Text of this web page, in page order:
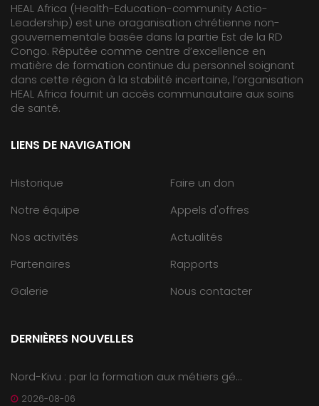
HEAL Africa (Health-Education-community Actio-
Leadership) est une oraganisation chrétienne non-
gouvernementale basée dans la partie Est de la RD
Congo. Réputée comme centre d’excellence en
matière de formation continue du personnel soignant
dans cette région à la stabilité incertaine, l’organisation
HEAL Africa fournit un accès communautaire aux soins
de santé.
LIENS DE NAVIGATION
Historique
Notre équipe
Nos activités
Partenaires
Galerie
Faire un don
Appels d'offres
Actualités
Rapports
Nous contacter
DERNIÈRES NOUVELLES
Nord-Kivu : par la formation aux métiers gé...
2026-08-06